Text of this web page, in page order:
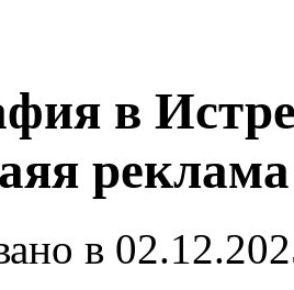
в
реклама
в